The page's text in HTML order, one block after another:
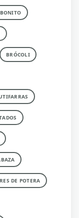
BONITO
BRÓCOLI
DE POTERA